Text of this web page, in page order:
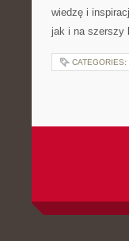
wiedzę i
jak i na
CATEGORIES: